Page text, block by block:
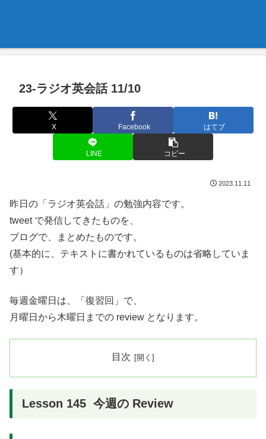
23-ラジオ英会話 11/10
X Facebook はてブ
LINE コピー
2023.11.11
昨日の「ラジオ英会話」の勉強内容です。
tweet で発信してきたものを、
ブログで、まとめたものです。
(基本的に、テキストに書かれているものは省略していま
す）
毎週金曜日は、「復習回」で、
月曜日から木曜日までの review となります。
目次
Lesson 145 今週の Review